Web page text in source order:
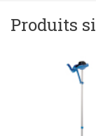
Produits